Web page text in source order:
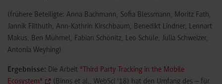
(frühere Beteiligte: Anna Bachmann, Sofia Blessmann, Moritz Fath,
Jannik Filthuth, Ann-Kathrin Kirschbaum, Benedikt Lindner, Lennart
Makus, Ben Mühmel, Fabian Schönitz, Leo Schüle, Julia Schweizer,
Antonia Weyhing)
Ergebnisse: Die Arbeit "Third Party Tracking in the Mobile
Ecosystem"
(Binns et al., WebSci '18) hat den Umfang des – für